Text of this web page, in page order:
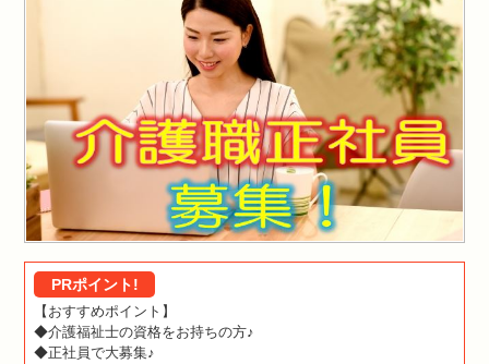
PRポイント!
【おすすめポイント】
◆介護福祉士の資格をお持ちの方♪
◆正社員で大募集♪